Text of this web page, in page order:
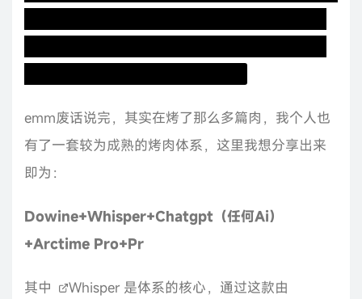
emm废话说完，其实在烤了那么多篇肉，我个人也
有了一套较为成熟的烤肉体系，这里我想分享出来
即为：
Dowine+Whisper+Chatgpt（任何Ai）
+Arctime Pro+Pr
其中 Whisper 是体系的核心，通过这款由